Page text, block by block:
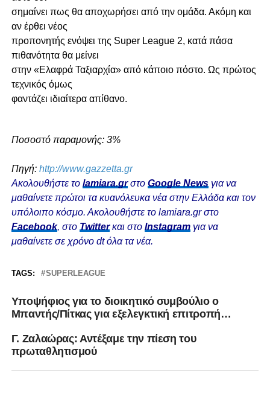
σημαίνει πως θα αποχωρήσει από την ομάδα. Ακόμη και
αν έρθει νέος
προπονητής ενόψει της Super League 2, κατά πάσα
πιθανότητα θα μείνει
στην «Ελαφρά Ταξιαρχία» από κάποιο πόστο. Ως πρώτος
τεχνικός όμως
φαντάζει ιδιαίτερα απίθανο.
Ποσοστό παραμονής: 3%
Πηγή: http://www.gazzetta.gr
Ακολουθήστε το lamiara.grστο Google Newsγια να
μαθαίνετε πρώτοι τα κυανόλευκα νέα στην Ελλάδα και τον
υπόλοιπο κόσμο. Ακολουθήστε το lamiara.gr στο
Facebook, στο Twitterκαι στο Instagram για να
μαθαίνετε σε χρόνο dt όλα τα νέα.
TAGS: SUPERLEAGUE
Υποψήφιος για το διοικητικό συμβούλιο ο
Μπαντής/Πίτκας για εξελεγκτική επιτροπή…
Γ. Ζαλαώρας: Αντέξαμε την πίεση του
πρωταθλητισμού